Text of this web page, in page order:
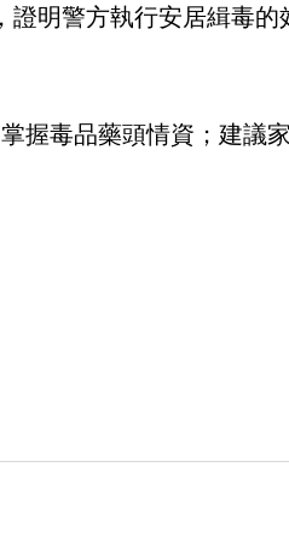
明警方執行安居緝毒的
握毒品藥頭情資；建議